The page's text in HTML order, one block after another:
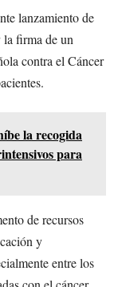
lanzamiento de
firma de un
contra el Cáncer
la recogida
para
de recursos
y
entre los